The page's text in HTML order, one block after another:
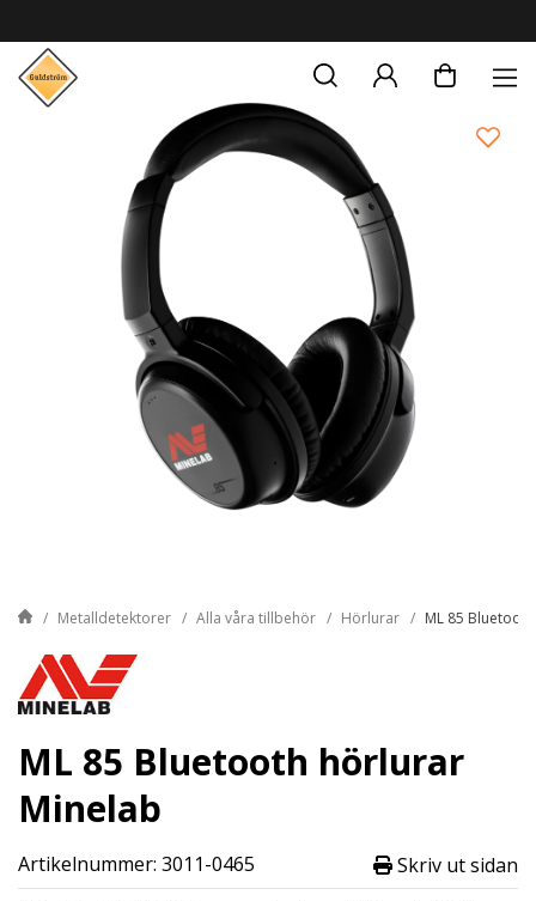
Metalldetektorer Alla våra tillbehör Hörlurar ML 85
ML 85 Bluetooth hörlurar
Minelab
Artikelnummer: 3011-0465
Skriv ut sidan